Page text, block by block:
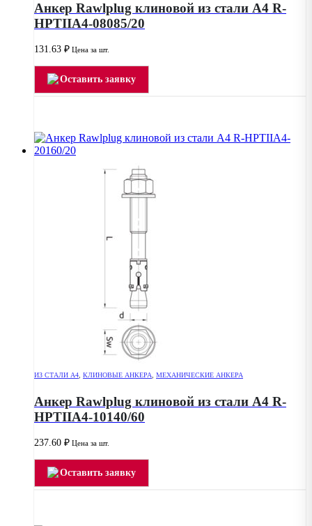
Анкер Rawlplug клиновой из стали А4 R-
HPTIIA4-08085/20
131.63 ₽ Цена за шт.
Оставить заявку
ИЗ СТАЛИ А4 КЛИНОВЫЕ АНКЕРА МЕХАНИЧЕСКИЕ АНКЕРА
Анкер Rawlplug клиновой из стали А4 R-
HPTIIA4-10140/60
237.60 ₽ Цена за шт.
Оставить заявку